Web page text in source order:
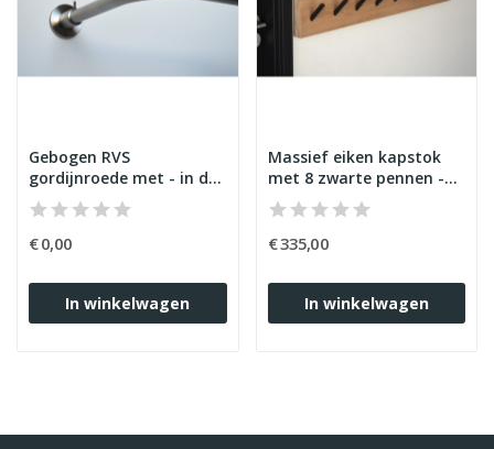
Gebogen RVS
gordijnroede met - in de
dag - steun - Art.nr. B-
003
€ 0,00
In winkelwagen
Massief eiken kapstok
met 8 zwarte pennen -
Art.nr. HZW8
€ 335,00
In winkelwagen